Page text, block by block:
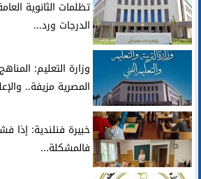
الدرجات ورد...
وزارة التعليم:
المصرية مزيفة..
خبيرة فنلندية:
فالمشكلة...